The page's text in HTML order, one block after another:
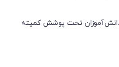
به دانش‌آموزان تحت پوشش کمیته